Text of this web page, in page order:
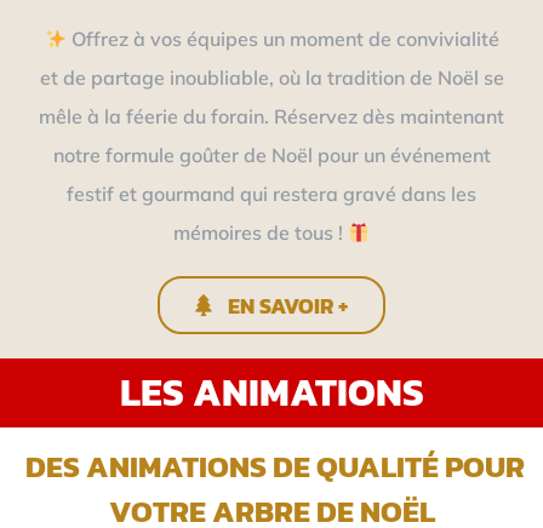
Offrez à vos équipes un moment de convivialité
et de partage inoubliable, où la tradition de Noël se
mêle à la féerie du forain. Réservez dès maintenant
notre formule goûter de Noël pour un événement
festif et gourmand qui restera gravé dans les
mémoires de tous !
EN SAVOIR +
LES ANIMATIONS
DES ANIMATIONS DE QUALITÉ POUR
VOTRE ARBRE DE NOËL